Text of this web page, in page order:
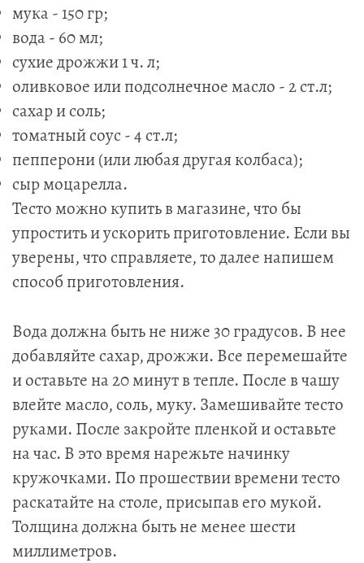
мука - 150 гр;
вода - 60 мл;
сухие дрожжи 1 ч. л;
оливковое или подсолнечное масло - 2 ст.л;
сахар и соль;
томатный соус - 4 ст.л;
пепперони (или любая другая колбаса);
сыр моцарелла.
Тесто можно купить в магазине, что бы
упростить и ускорить приготовление. Если вы
уверены, что справляете, то далее напишем
способ приготовления.
Вода должна быть не ниже 30 градусов. В нее
добавляйте сахар, дрожжи. Все перемешайте
и оставьте на 20 минут в тепле. После в чашу
влейте масло, соль, муку. Замешивайте тесто
руками. После закройте пленкой и оставьте
на час. В это время нарежьте начинку
кружочками. По прошествии времени тесто
раскатайте на столе, присыпав его мукой.
Толщина должна быть не менее шести
миллиметров.